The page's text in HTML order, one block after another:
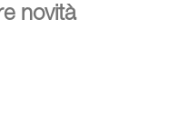
novità